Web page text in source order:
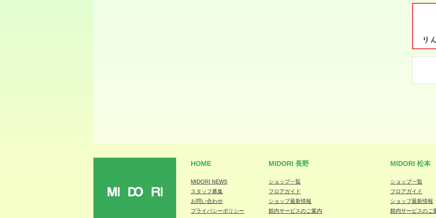
HOME
MIDORI NEWS
スタッフ募集
お問い合わせ
プライバシーポリシー
MIDORI 長野
ショップ一覧
フロアガイド
ショップ最新情報
館内サービスのご案内
MIDORI 松本
ショップ一覧
フロアガイド
ショップ最新情報
館内サービスのご